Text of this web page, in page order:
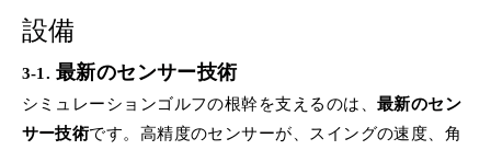
設備
3-1. 最新のセンサー技術
シミュレーションゴルフの根幹を支えるのは、 最新のセン
サー技術です。高精度のセンサーが、スイングの速度、角